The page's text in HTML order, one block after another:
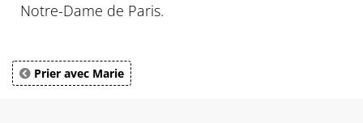
Notre-Dame de Paris.
Prier avec Marie